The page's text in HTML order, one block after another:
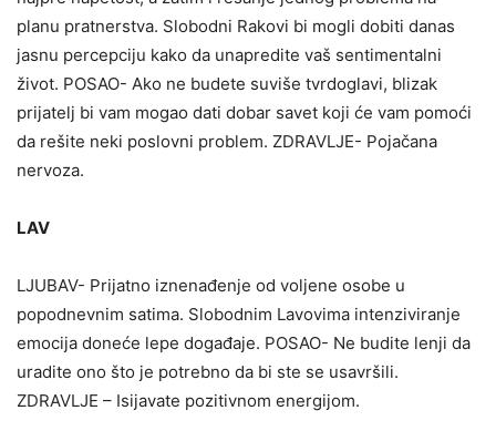
planu pratnerstva. Slobodni Rakovi bi mogli dobiti danas
jasnu percepciju kako da unapredite vaš sentimentalni
život. POSAO- Ako ne budete suviše tvrdoglavi, blizak
prijatelj bi vam mogao dati dobar savet koji će vam pomoći
da rešite neki poslovni problem. ZDRAVLJE- Pojačana
nervoza.
LAV
LJUBAV- Prijatno iznenađenje od voljene osobe u
popodnevnim satima. Slobodnim Lavovima intenziviranje
emocija doneće lepe događaje. POSAO- Ne budite lenji da
uradite ono što je potrebno da bi ste se usavršili.
ZDRAVLJE – Isijavate pozitivnom energijom.